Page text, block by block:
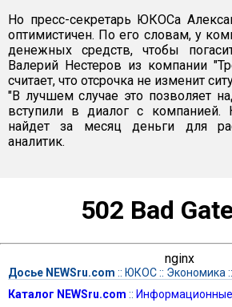
Но пресс-секретарь ЮКОСа
оптимистичен. По его словам, у
денежных средств, чтобы
Валерий Нестеров из компании
считает, что отсрочка не изменит
"В лучшем случае это позволяет
вступили в диалог с
найдет за месяц деньги для
аналитик.
502 Bad
nginx
Досье NEWSru.com :: ЮКОС:: Экономика ::
Каталог NEWSru.com :: Информационные